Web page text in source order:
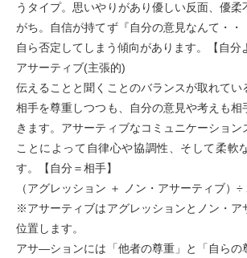
うタイプ。思いやりがあり優しい反面、優
がち。自信が持てず『自分の意見なんて・・
自ら否定してしまう傾向があります。【自分
アサーティブ(主張的)
伝えることと聞くことのバランスが取れてい
相手を尊重しつつも、自分の意見や考えも相
きます。アサーティブなコミュニケーション
ことによって自律心や協調性、そして柔軟
す。【自分＝相手】
（アグレッション ＋ ノン・アサーティブ）
※アサーティブはアグレッションとノン・ア
位置します。
アサ―ションには「他者の尊重」と「自らの